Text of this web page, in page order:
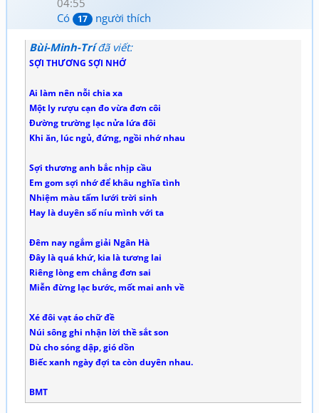
04:55
Có
17 người thích
Bùi-Minh-Tríđã viết:
SỢI THƯƠNG SỢI NHỚ
Ai làm nên nỗi chia xa
Một ly rượu cạn đo vừa đơn côi
Đường trường lạc nửa lứa đôi
Khi ăn, lúc ngủ, đứng, ngồi nhớ nhau
Sợi thương anh bắc nhịp cầu
Em gom sợi nhớ để khâu nghĩa tình
Nhiệm màu tấm lưới trời sinh
Hay là duyên số níu mình với ta
Đêm nay ngắm giải Ngân Hà
Đây là quá khứ, kia là tương lai
Riêng lòng em chẳng đơn sai
Miễn đừng lạc bước, mốt mai anh về
Xé đôi vạt áo chữ đề
Núi sông ghi nhận lời thề sắt son
Dù cho sóng dập, gió dồn
Biếc xanh ngày đợi ta còn duyên nhau.
BMT